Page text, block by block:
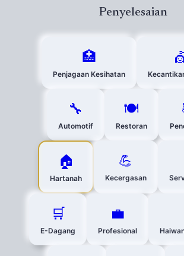
Penyelesaian
🏥
Penjagaan Kesihatan
🔧
Automotif
🍽️
Restoran
🏠
Hartanah
💪
Kecergasan
🛒
E-Dagang
💼
Profesional